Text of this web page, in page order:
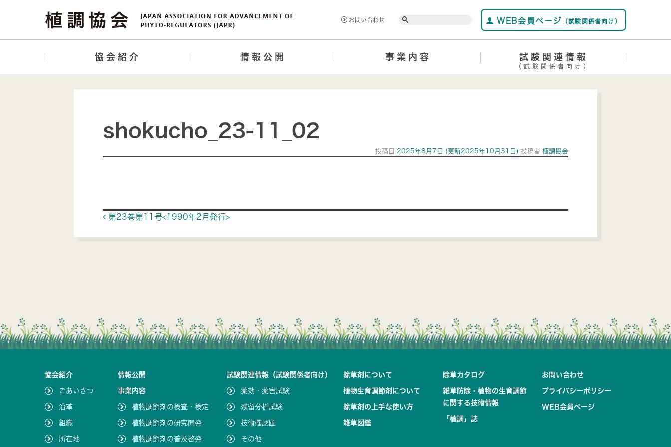
お問い合わせ Search WEB会員ページ （試験関係者向け）
協会紹介 情報公開 事業内容 試験関連情報
（試験関係者向け）
shokucho_23-11_02
投稿日 2025年8月7日 (更新2025年10月31日) 投稿者 植調協会
Post navigation
第23巻第11号<1990年2月発行>
協会紹介
ごあいさつ
沿革
組織
所在地
情報公開
事業内容
植物調節剤の検査・検定
植物調節剤の研究開発
植物調節剤の普及啓発
試験関連情報（試験関係者向け）
薬効・薬害試験
残留分析試験
技術確認圃
その他
除草剤について
植物生育調節剤について
除草剤の上手な使い方
雑草図鑑
除草カタログ
雑草防除・植物の生育調節
に関する技術情報
「植調」誌
お問い合わせ
プライバシーポリシー
WEB会員ページ